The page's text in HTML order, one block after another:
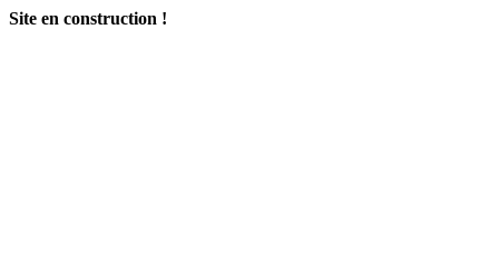
Site en construction !